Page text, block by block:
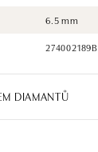
6.5 mm
274002189B
DIAMANTŮ